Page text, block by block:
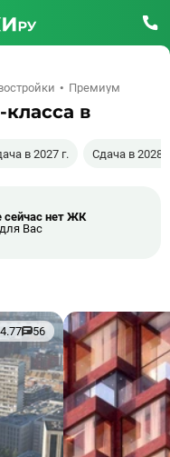
Премиум
в
в 2027 г. Сдача в 2028
сейчас нет ЖК
Вас
4.77 56